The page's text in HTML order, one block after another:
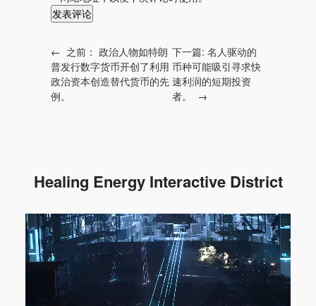
← 之前： 政治人物如特朗
普发行数字货币开创了利用
政治资本创造替代货币的先
例。
下一篇: 名人驱动的
币种可能吸引寻求快
速利润的短期投资
者。
→
Healing Energy Interactive District